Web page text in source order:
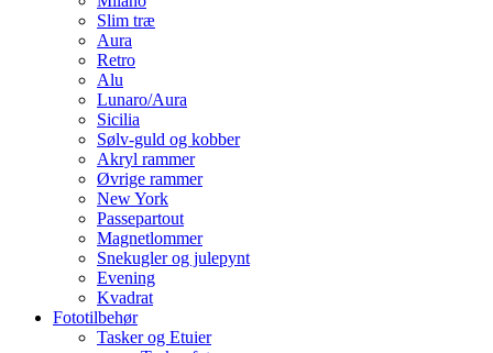
Slim træ
Aura
Retro
Alu
Lunaro/Aura
Sicilia
Sølv-guld og kobber
Akryl rammer
Øvrige rammer
New York
Passepartout
Magnetlommer
Snekugler og julepynt
Evening
Kvadrat
Fototilbehør
Tasker og Etuier